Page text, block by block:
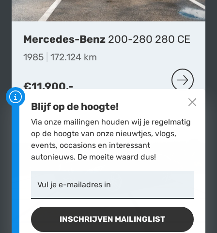
Mercedes-Benz 200-280 280 CE
1985 172.124 km
€11.900,- MEER
Blijf op de hoogte!
Via onze mailingen houden wij je regelmatig
op de hoogte van onze nieuwtjes, vlogs,
events, occasions en interessant
autonieuws. De moeite waard dus!
Vul je e-mailadres in
INSCHRIJVEN MAILINGLIST